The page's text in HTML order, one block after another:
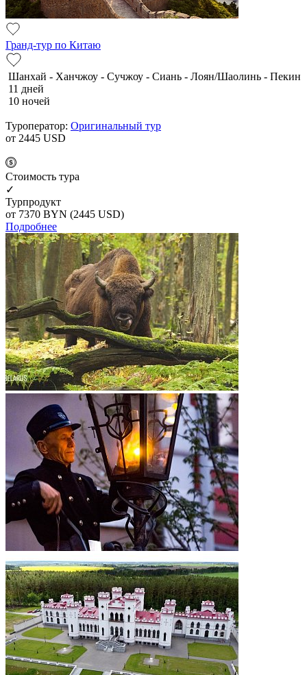
Гранд-тур по Китаю
Шанхай - Ханчжоу - Сучжоу - Сиань - Лоян/Шаолинь - Пекин
11 дней
10 ночей
Туроператор: Оригинальный тур
от 2445 USD
Cтоимость тура
✓
Турпродукт
от 7370 BYN (2445 USD)
Подробнее